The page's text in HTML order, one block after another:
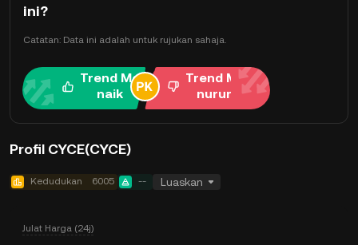
ini?
Catatan: Data ini adalah untuk rujukan sahaja.
Trend Me
naik
Trend Me
nurun
Profil CYCE(CYCE)
Kedudukan 6005 -- Luaskan
Julat Harga (24j)